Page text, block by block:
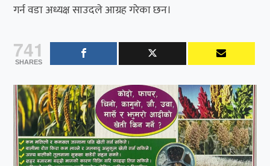
गर्न वडा अध्यक्ष साउदले आग्रह गरेका छन।
741
SHARES